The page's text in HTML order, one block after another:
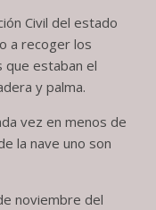
Civil del estado
a recoger los
que estaban el
y palma.
vez en menos de
la nave uno son
noviembre del